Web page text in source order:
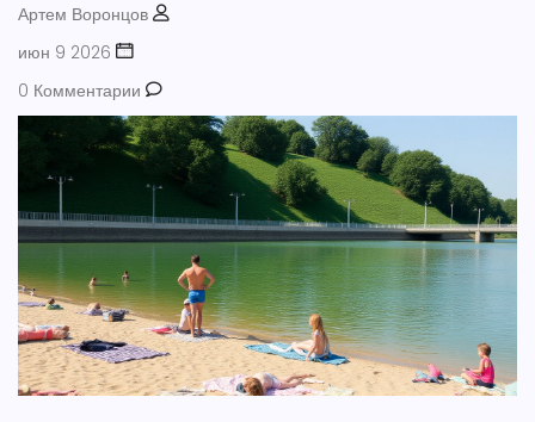
Артем Воронцов
июн 9 2026
0 Комментарии